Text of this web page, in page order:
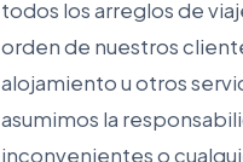
todos los arreglos de
orden de nuestros
alojamiento u otros
asumimos la
inconvenientes o